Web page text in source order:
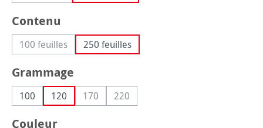
Sélectionnez
Contenu
100 feuilles(Cette option n'est pas disponible pour le moment.)
250 feuilles
Sélectionnez
Grammage
100 120 170(Cette option n'est pas disponible pour le
220(Cette option n'est pas disponible
Sélectionnez
Couleur